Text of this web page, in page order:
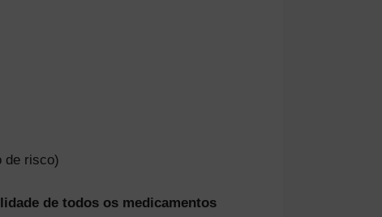
de risco)
de todos os medicamentos